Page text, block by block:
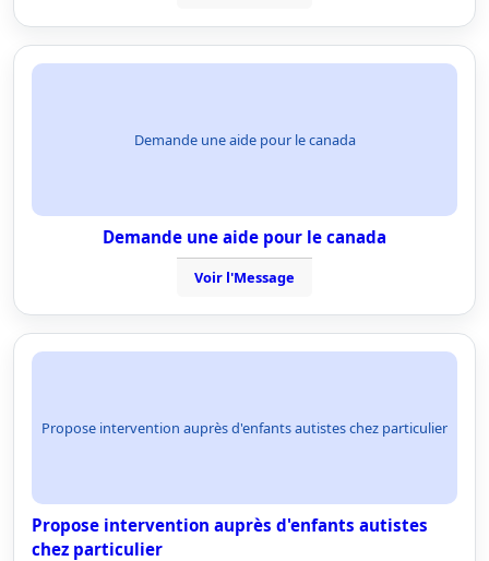
Demande une aide pour le canada
Demande une aide pour le canada
Voir l'Message
Propose intervention auprès d'enfants autistes chez particulier
Propose intervention auprès d'enfants autistes
chez particulier